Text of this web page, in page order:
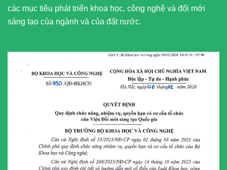
các mục tiêu phát triển khoa học, công nghệ và đổi mới
sáng tạo của ngành và của đất nước.